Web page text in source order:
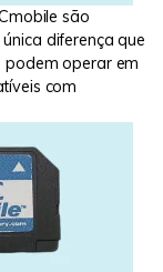
são
diferença que
podem operar em
com